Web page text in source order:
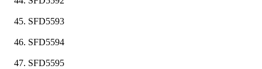
SFD5593
SFD5594
SFD5595